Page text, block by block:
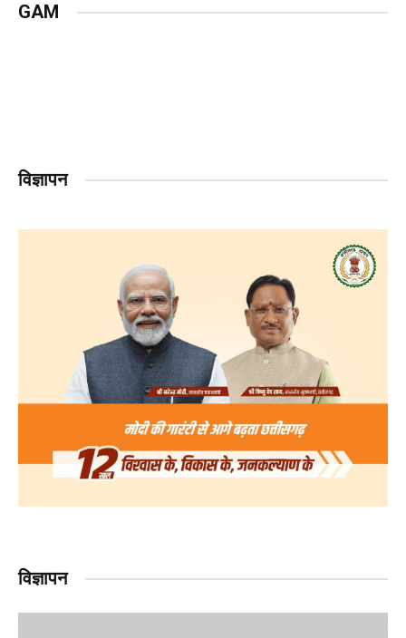
GAM
विज्ञापन
विज्ञापन